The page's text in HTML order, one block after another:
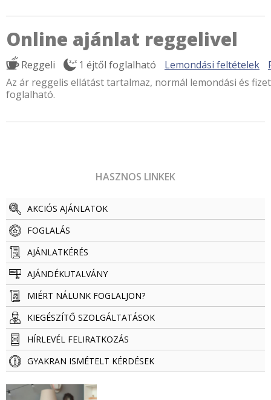
Online ajánlat reggelivel
Reggeli 1 éjtől foglalható Lemondási feltételek
Az ár reggelis ellátást tartalmaz, normál lemondási és
foglalható.
HASZNOS LINKEK
AKCIÓS AJÁNLATOK
FOGLALÁS
AJÁNLATKÉRÉS
AJÁNDÉKUTALVÁNY
MIÉRT NÁLUNK FOGLALJON?
KIEGÉSZÍTŐ SZOLGÁLTATÁSOK
HÍRLEVÉL FELIRATKOZÁS
GYAKRAN ISMÉTELT KÉRDÉSEK